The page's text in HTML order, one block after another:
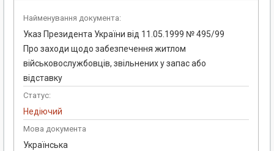
Найменування документа:
Указ Президента України від 11.05.1999 № 495/99
Про заходи щодо забезпечення житлом
військовослужбовців, звільнених у запас або
відставку
Статус:
Недіючий
Мова документа
Українська